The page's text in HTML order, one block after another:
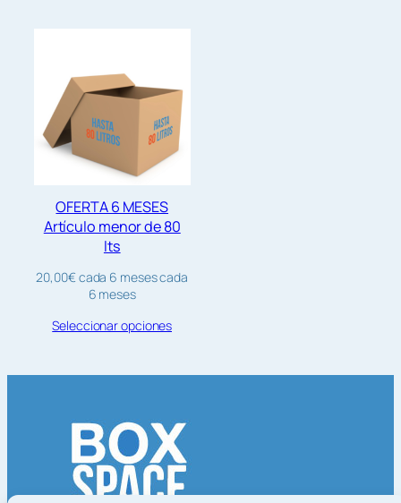
OFERTA 6 MESES
Artículo menor de 80
lts
20,00€ cada 6 mesescada
6 meses
Seleccionar opciones